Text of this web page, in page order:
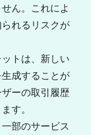
ん。これによ
れるリスクが
トは、新しい
成することが
ーの取引履歴
す。
一部のサービス